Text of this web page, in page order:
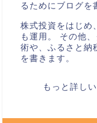
るためにブログを
株式投資をはじめ
も運用。 その他
術や、ふるさと納
を書きます。
もっと詳し